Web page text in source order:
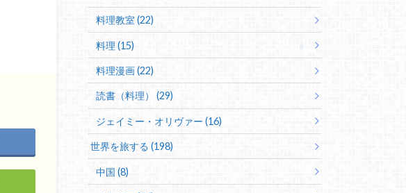
料理教室 (22)
料理 (15)
料理漫画 (22)
読書（料理） (29)
ジェイミー・オリヴァー (16)
世界を旅する (198)
中国 (8)